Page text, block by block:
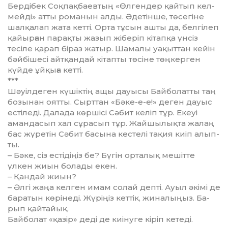
Бердібек Соқ­пақбаевтың «Өлгендер қайтып кел­
мейді» атты романын алды. Әде­тінше, төсегіне
шалқалап жата кетті. Ор­та тұсын ашты да, белгілеп
қайыр­ған парақты жазып жіберіп кі­тапқа үнсіз
тесіле қарап біраз жа­тыр. Шамалы уақыттан кейін
бәй­бішесі айтқандай кітапты төсіне төң­керген
күйде ұйқыға кетті.
***
Шәуілдеген күшіктің ащы дауы­сы Байболатты таң
бозынан оятты. Сырт­тан «Бәке-е-е!» деген дауыс
ес­ті­леді. Далада көршісі Сәбит келіп тұр. Екеуі
амандасып хал сұрасып тұр. Жайшылықта жалаң
бас жүретін Сә­бит басына кестелі тақия киіп алып­
ты.
– Бәке, сіз естідіңіз бе? Бүгін ор­­талық мешітте
үлкен жиын б­о­ла­ды екен.
– Қандай жиын?
– Әлгі жаңа келген имам солай деп­ті. Ауыл әкімі де
баратын кө­ріне­ді. Жүріңіз кеттік, жиналыңыз. Ба­
рып қайтайық.
Байболат «қазір» деді де киінуге кі­ріп кетеді.